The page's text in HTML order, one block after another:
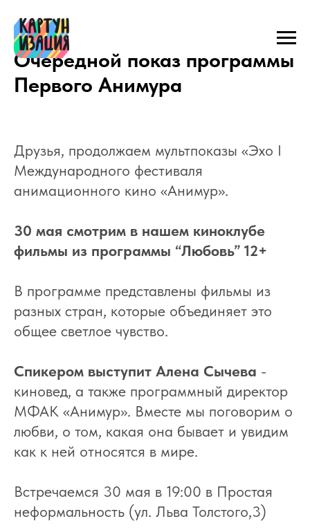
Очередной показ программы
Первого Анимура
Друзья, продолжаем мультпоказы «Эхо I
Международного фестиваля
анимационного кино «Анимур».
30 мая смотрим в нашем киноклубе
фильмы из программы “Любовь” 12+
В программе представлены фильмы из
разных стран, которые объединяет это
общее светлое чувство.
Спикером выступит Алена Сычева -
киновед, а также программный директор
МФАК «Анимур». Вместе мы поговорим о
любви, о том, какая она бывает и увидим
как к ней относятся в мире.
Встречаемся 30 мая в 19:00 в Простая
неформальность (ул. Льва Толстого,3)